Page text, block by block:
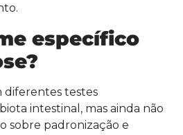
específico
diferentes testes
intestinal, mas ainda não
sobre padronização e